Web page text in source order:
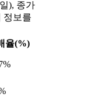
), 종가
정보를
율(%)